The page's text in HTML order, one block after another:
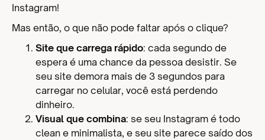
Instagram!
Mas então, o que não pode faltar após o clique?
Site que carrega rápido: cada segundo de
espera é uma chance da pessoa desistir. Se
seu site demora mais de 3 segundos para
carregar no celular, você está perdendo
dinheiro.
Visual que combina: se seu Instagram é todo
clean e minimalista, e seu site parece saído dos